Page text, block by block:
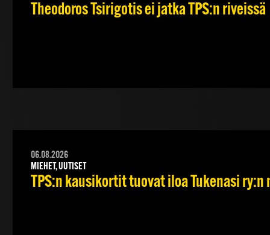
Theodoros Tsirigotis ei jatka TPS:n riveissä
06.08.2026
MIEHET, UUTISET
TPS:n kausikortit tuovat iloa Tukenasi